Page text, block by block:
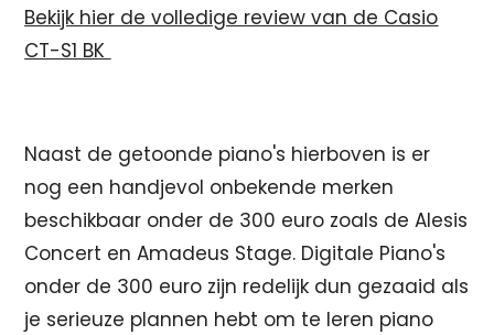
Bekijk hier de volledige review van de Casio
CT-S1 BK
Naast de getoonde piano's hierboven is er
nog een handjevol onbekende merken
beschikbaar onder de 300 euro zoals de Alesis
Concert en Amadeus Stage. Digitale Piano's
onder de 300 euro zijn redelijk dun gezaaid als
je serieuze plannen hebt om te leren piano